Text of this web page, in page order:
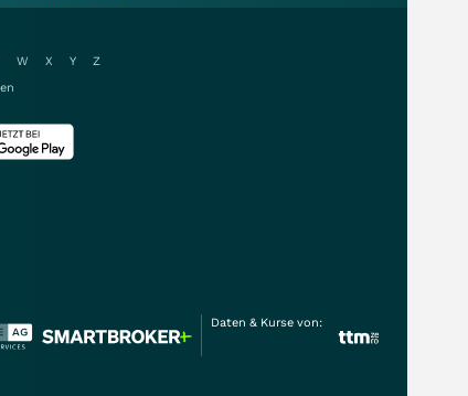
W X Y
Z
Daten & Kurse von: